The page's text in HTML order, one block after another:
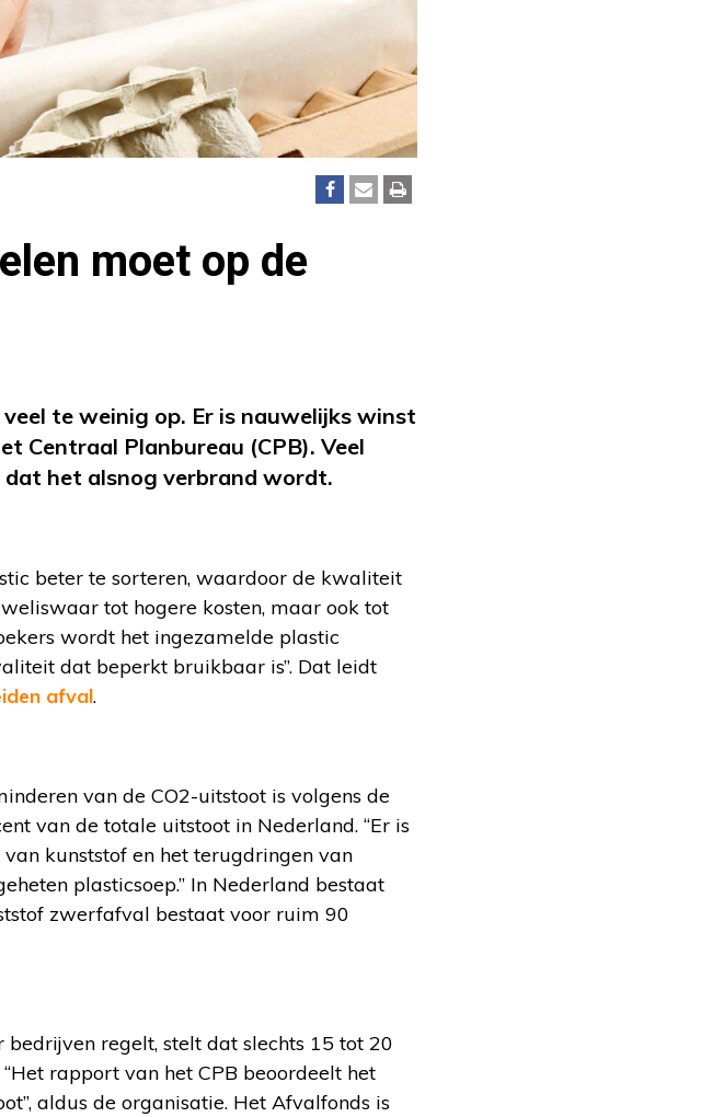
moet op de
te weinig op. Er is nauwelijks winst
Centraal Planbureau (CPB). Veel
het alsnog verbrand wordt.
beter te sorteren, waardoor de kwaliteit
tot hogere kosten, maar ook tot
wordt het ingezamelde plastic
dat beperkt bruikbaar is”. Dat leidt
afval.
van de CO2-uitstoot is volgens de
van de totale uitstoot in Nederland. “Er is
kunststof en het terugdringen van
plasticsoep.” In Nederland bestaat
zwerfafval bestaat voor ruim 90
regelt, stelt dat slechts 15 tot 20
rapport van het CPB beoordeelt het
aldus de organisatie. Het Afvalfonds is